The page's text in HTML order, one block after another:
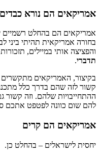
אמריקאים הם נורא כבדים
אמריקאים הם בהחלט רשמיים
בחורה אמריקאית תהיתי ביני
והפציצה אותי במיילים,
תדברי.
בקיצור, האמריקאים
קשור לזה שהם בדרך כלל
ההתחייבויות שלהם. וזה
להם שום כוונה לפטפט אתכם
אמריקאים הם קרים
יחסית לישראלים – בהחלט כן.